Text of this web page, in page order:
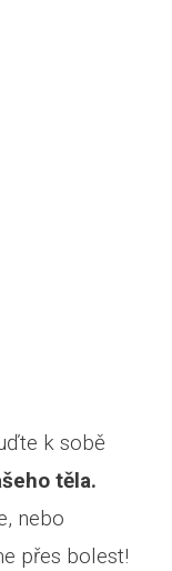
k sobě
těla.
nebo
přes bolest!